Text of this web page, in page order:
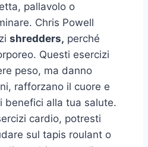
pallavolo o
Chris Powell
shredders, perché
Questi esercizi
peso, ma danno
rafforzano il cuore e
benefici alla tua salute.
cardio, potresti
sul tapis roulant o